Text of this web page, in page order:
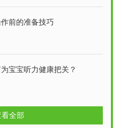
前的准备技巧
宝宝听力健康把关？
全部